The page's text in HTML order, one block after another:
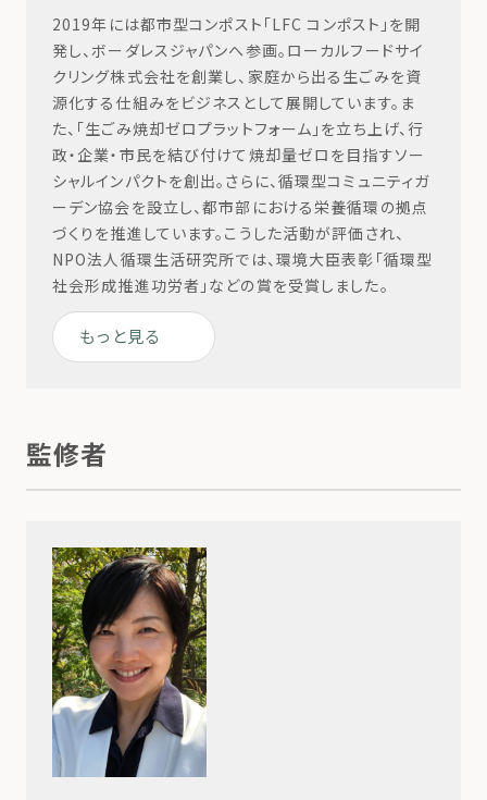
2019年には都市型コンポスト「LFC コンポスト」を開
発し、ボーダレスジャパンへ参画。ローカルフードサイ
クリング株式会社を創業し、家庭から出る生ごみを資
源化する仕組みをビジネスとして展開しています。ま
た、「生ごみ焼却ゼロプラットフォーム」を立ち上げ、行
政・企業・市民を結び付けて焼却量ゼロを目指すソー
シャルインパクトを創出。さらに、循環型コミュニティガ
ーデン協会を設立し、都市部における栄養循環の拠点
づくりを推進しています。こうした活動が評価され、
NPO法人循環生活研究所では、環境大臣表彰「循環型
社会形成推進功労者」などの賞を受賞しました。
もっと見る
監修者